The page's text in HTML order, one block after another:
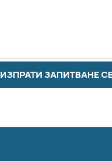
ИЗПРАТИ ЗАПИТВАНЕ